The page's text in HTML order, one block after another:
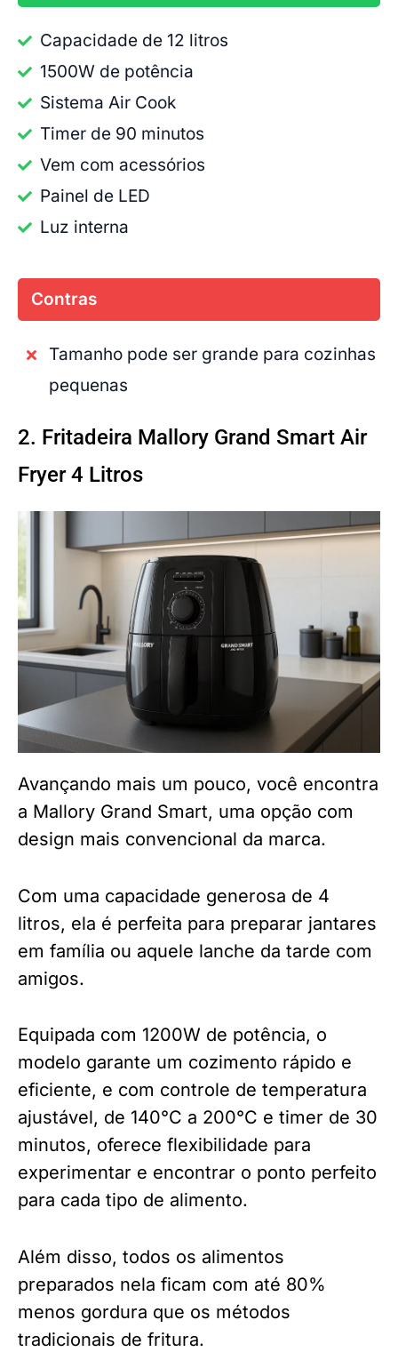
Capacidade de 12 litros
1500W de potência
Sistema Air Cook
Timer de 90 minutos
Vem com acessórios
Painel de LED
Luz interna
Contras
Tamanho pode ser grande para cozinhas
pequenas
2. Fritadeira Mallory Grand Smart Air
Fryer 4 Litros
Avançando mais um pouco, você encontra
a Mallory Grand Smart, uma opção com
design mais convencional da marca.
Com uma capacidade generosa de 4
litros, ela é perfeita para preparar jantares
em família ou aquele lanche da tarde com
amigos.
Equipada com 1200W de potência, o
modelo garante um cozimento rápido e
eficiente, e com controle de temperatura
ajustável, de 140°C a 200°C e timer de 30
minutos, oferece flexibilidade para
experimentar e encontrar o ponto perfeito
para cada tipo de alimento.
Além disso, todos os alimentos
preparados nela ficam com até 80%
menos gordura que os métodos
tradicionais de fritura.